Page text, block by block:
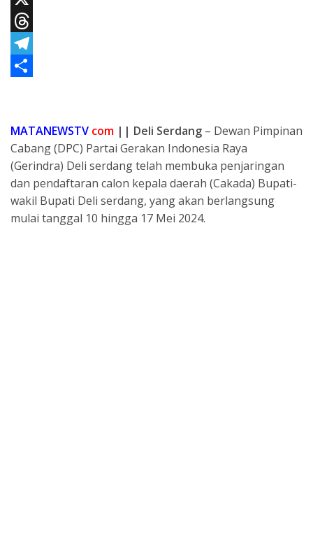
e
b
o
ah
a
p
p
X
T
h
a
d
s
T
e
g
r
a
m
a
r
e
MATANEWSTV com || Deli Serdang – Dewan Pimpinan
Cabang (DPC) Partai Gerakan Indonesia Raya
(Gerindra) Deli serdang telah membuka penjaringan
dan pendaftaran calon kepala daerah (Cakada) Bupati-
wakil Bupati Deli serdang, yang akan berlangsung
mulai tanggal 10 hingga 17 Mei 2024.